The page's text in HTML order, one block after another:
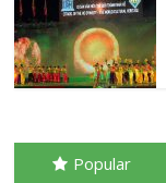
Popular